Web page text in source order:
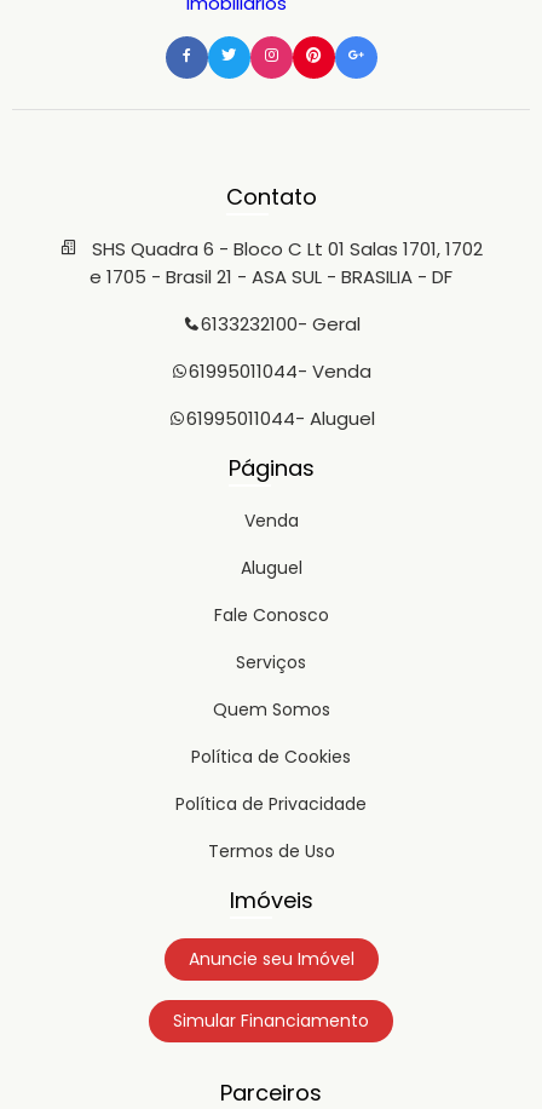
Contato
SHS Quadra 6 - Bloco C Lt 01 Salas 1701, 1702
e 1705 - Brasil 21 - ASA SUL - BRASILIA - DF
6133232100- Geral
61995011044- Venda
61995011044- Aluguel
Páginas
Venda
Aluguel
Fale Conosco
Serviços
Quem Somos
Política de Cookies
Política de Privacidade
Termos de Uso
Imóveis
Anuncie seu Imóvel
Simular Financiamento
Parceiros